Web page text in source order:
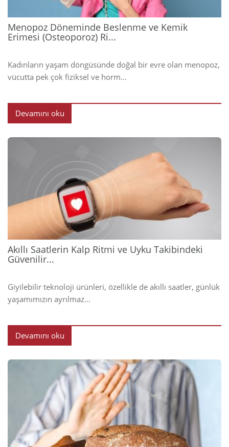
Menopoz Döneminde Beslenme ve Kemik
Erimesi (Osteoporoz) Ri...
Kadınların yaşam döngüsünde doğal bir evre olan menopoz,
vücutta pek çok fiziksel ve horm...
Devamını oku
Akıllı Saatlerin Kalp Ritmi ve Uyku Takibindeki
Güvenilir...
Giyilebilir teknoloji ürünleri, özellikle de akıllı saatler, günlük
yaşamımızın ayrılmaz...
Devamını oku